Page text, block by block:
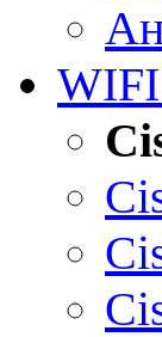
WIFI